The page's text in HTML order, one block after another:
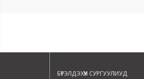
БҮРЭЛДЭХҮҮН СУРГУУЛИУД